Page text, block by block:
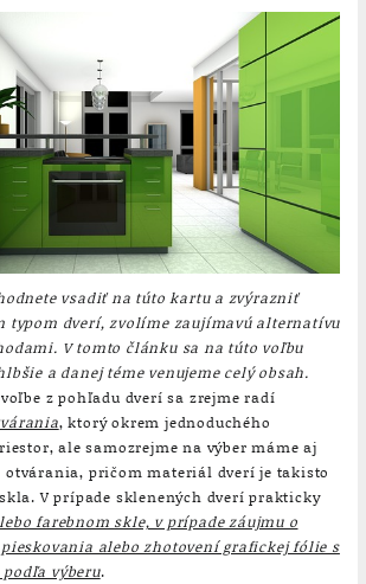
vsadiť na túto kartu a zvýrazniť
typom dverí, zvolíme zaujímavú alternatívu
V tomto článku sa na túto voľbu
a danej téme venujeme celý obsah.
z pohľadu dverí sa zrejme radí
, ktorý okrem jednoduchého
ale samozrejme na výber máme aj
otvárania, pričom materiál dverí je takisto
V prípade sklenených dverí prakticky
farebnom skle, v prípade záujmu o
alebo zhotovení grafickej fólie s
výberu.